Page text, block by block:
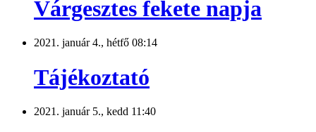
Várgesztes fekete napja
2021. január 4., hétfő 08:14
Tájékoztató
2021. január 5., kedd 11:40